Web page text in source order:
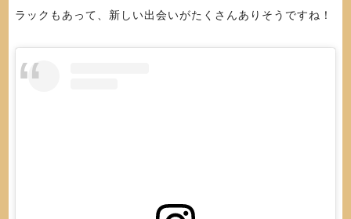
ラックもあって、新しい出会いがたくさんありそうですね！